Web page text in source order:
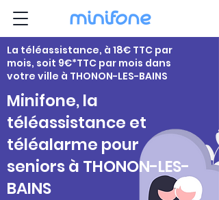
La téléassistance, à 18€ TTC par
mois, soit 9€*TTC par mois dans
votre ville à THONON-LES-BAINS
Minifone, la
téléassistance et
téléalarme pour
seniors à THONON-LES-
BAINS